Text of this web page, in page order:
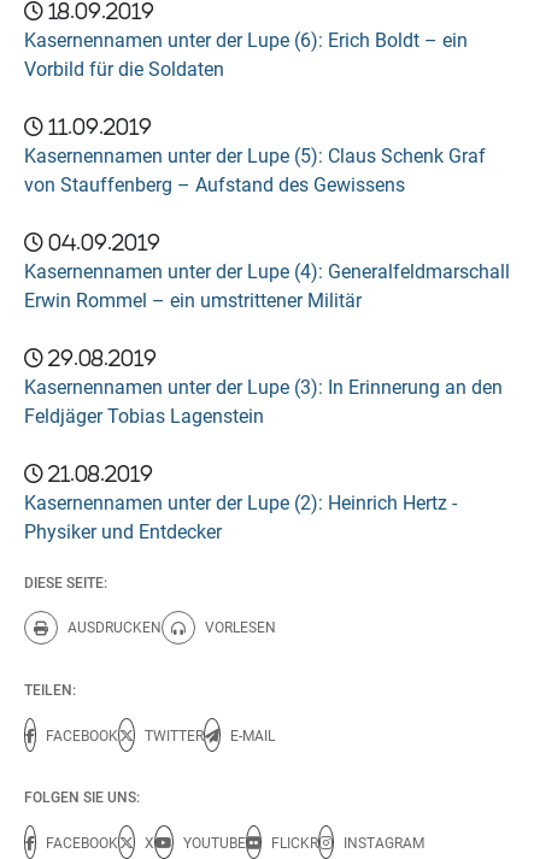
18.09.2019
Kasernennamen unter der Lupe (6): Erich Boldt – ein
Vorbild für die Soldaten
11.09.2019
Kasernennamen unter der Lupe (5): Claus Schenk Graf
von Stauffenberg – Aufstand des Gewissens
04.09.2019
Kasernennamen unter der Lupe (4): Generalfeldmarschall
Erwin Rommel – ein umstrittener Militär
29.08.2019
Kasernennamen unter der Lupe (3): In Erinnerung an den
Feldjäger Tobias Lagenstein
21.08.2019
Kasernennamen unter der Lupe (2): Heinrich Hertz -
Physiker und Entdecker
DIESE SEITE:
AUSDRUCKEN
Diese Seite drucken.
VORLESEN
Diese Seite vorlesen.
TEILEN:
FACEBOOK TWITTER E-MAIL
FOLGEN SIE UNS:
FACEBOOK X YOUTUBE FLICKR INSTAGRAM